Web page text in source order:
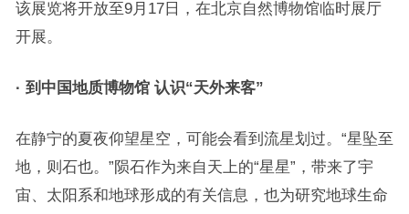
该展览将开放至9月17日，在北京自然博物馆临时展厅
开展。
· 到中国地质博物馆 认识“天外来客”
在静宁的夏夜仰望星空，可能会看到流星划过。“星坠至
地，则石也。”陨石作为来自天上的“星星”，带来了宇
宙、太阳系和地球形成的有关信息，也为研究地球生命